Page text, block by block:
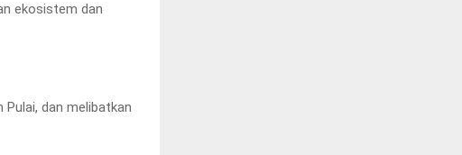
ekosistem dan
dan melibatkan